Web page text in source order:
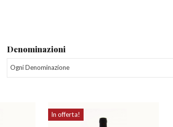
Denominazioni
Ogni Denominazione
In offerta!